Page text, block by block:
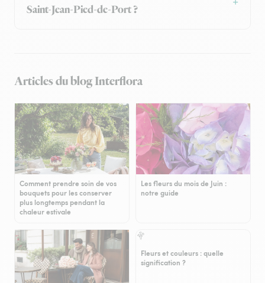
Saint-Jean-Pied-de-Port ?
Articles du blog Interflora
Comment prendre soin de vos
bouquets pour les conserver
plus longtemps pendant la
chaleur estivale
Les fleurs du mois de Juin :
notre guide
Fleurs et couleurs : quelle
signification ?